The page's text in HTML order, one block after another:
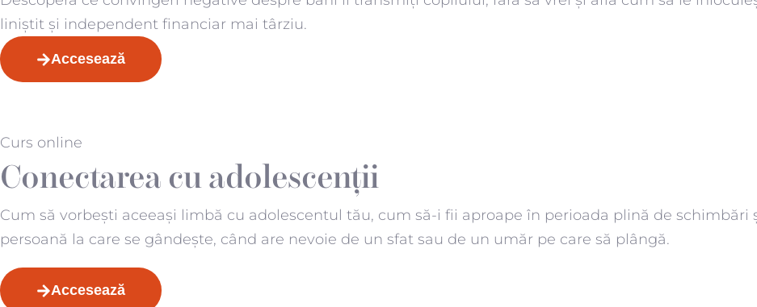
liniștit și independent financiar mai târziu.
Accesează
Curs online
Conectarea cu adolescenții
Cum să vorbești aceeași limbă cu adolescentul tău, cum să-i fii aproape în perioada plină de
persoană la care se gândește, când are nevoie de un sfat sau de un umăr pe care să plângă.
Accesează